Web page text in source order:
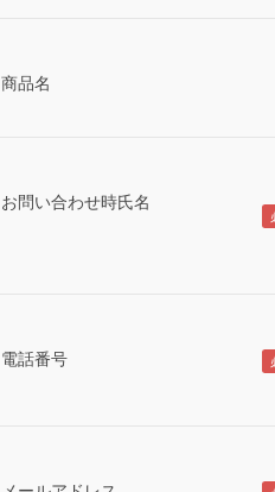
商品名
お問い合わせ時氏名
電話番号